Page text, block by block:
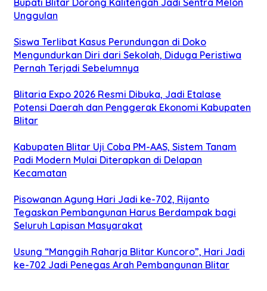
Unggulan
Siswa Terlibat Kasus Perundungan di Doko
Mengundurkan Diri dari Sekolah, Diduga Peristiwa
Pernah Terjadi Sebelumnya
Blitaria Expo 2026 Resmi Dibuka, Jadi Etalase
Potensi Daerah dan Penggerak Ekonomi Kabupaten
Blitar
Kabupaten Blitar Uji Coba PM-AAS, Sistem Tanam
Padi Modern Mulai Diterapkan di Delapan
Kecamatan
Pisowanan Agung Hari Jadi ke-702, Rijanto
Tegaskan Pembangunan Harus Berdampak bagi
Seluruh Lapisan Masyarakat
Usung “Manggih Raharja Blitar Kuncoro”, Hari Jadi
ke-702 Jadi Penegas Arah Pembangunan Blitar